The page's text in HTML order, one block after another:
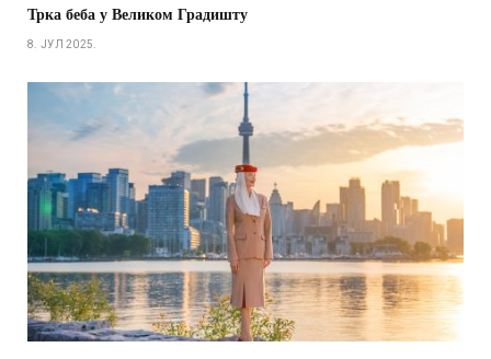
Трка беба у Великом Градишту
8. ЈУЛ 2025.